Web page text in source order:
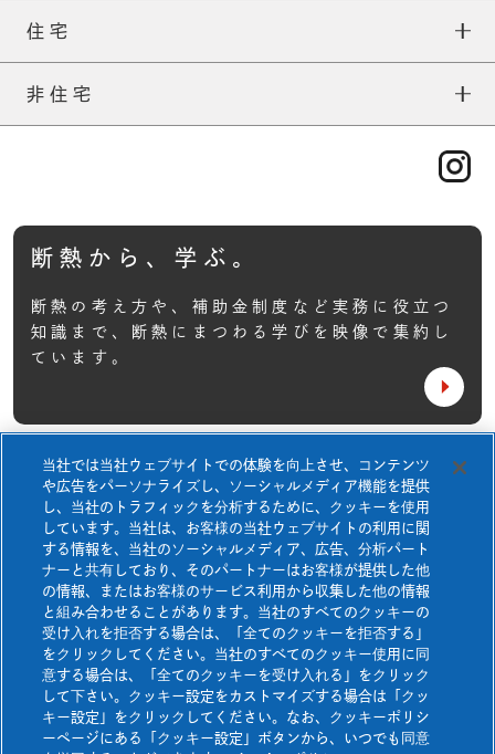
TOP
非住宅TOP
製品一覧
断熱等級7について
断熱から、学ぶ。
快適空間研究所
お知らせ
よくあるご質問
お問い合わせ
資料請求
壁施工資料ダウンロード
ネオマフォーム
ネオマ耐火スパンウォール
ネオマ断熱ボード
ネオマゼウス
ネオマフィットテープ
ネオマスパンビスⅠ
ネオマスパンビスⅡ
熱膨張性目地材
住宅
住宅TOP
施工について
ネオマアカデミー
断熱等級7について
快適空間研究所
非住宅
産業資材
断熱から、学ぶ。
断熱の考え方や、補助金制度など実務に役立つ
知識まで、 断熱にまつわる学びを映像で集約し
ています。
壁施工資料ダウンロード
カタログ・チラシダウンロード
防耐火構造認定書ダウンロード
当社では当社ウェブサイトでの体験を向上させ、コンテンツ
や広告をパーソナライズし、ソーシャルメディア機能を提供
し、当社のトラフィックを分析するために、クッキーを使用
しています。当社は、お客様の当社ウェブサイトの利用に関
する情報を、当社のソーシャルメディア、広告、分析パート
ナーと共有しており、そのパートナーはお客様が提供した他
の情報、またはお客様のサービス利用から収集した他の情報
と組み合わせることがあります。当社のすべてのクッキーの
受け入れを拒否する場合は、「全てのクッキーを拒否する」
をクリックしてください。当社のすべてのクッキー使用に同
意する場合は、「全てのクッキーを受け入れる」をクリック
して下さい。クッキー設定をカストマイズする場合は「クッ
キー設定」をクリックしてください。なお、クッキーポリシ
ーページにある「クッキー設定」ボタンから、いつでも同意